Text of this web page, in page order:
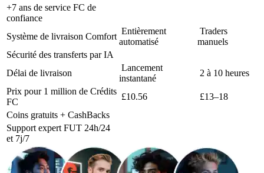
+7 ans de service FC de
confiance
Système de livraison Comfort
Entièrement
automatisé
Traders
manuels
Sécurité des transferts par IA
Délai de livraison
Lancement
instantané
2 à 10 heures
Prix pour 1 million de Crédits
FC
£10.56
£13–18
Coins gratuits + CashBacks
Support expert FUT 24h/24
et 7j/7